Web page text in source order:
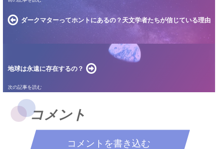
ダークマターってホントにあるの？天文学者たちが信じている理由
地球は永遠に存在するの？
コメント
コメントを書き込む